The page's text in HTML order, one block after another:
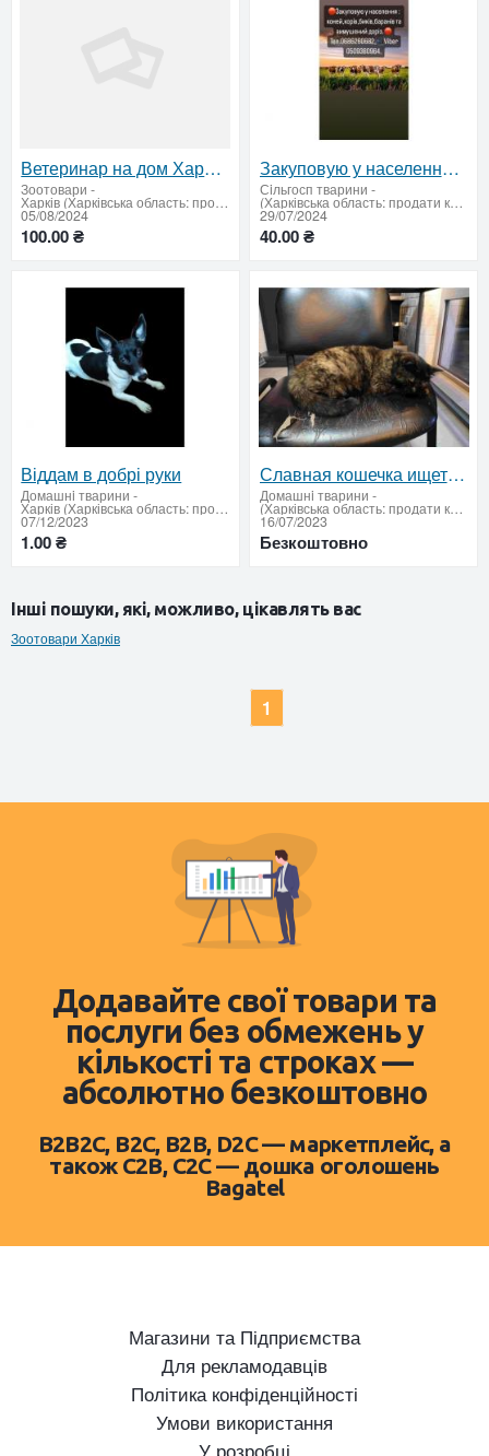
Ветеринар на дом Харьков
Зоотовари -
Харків (Харківська область: продати купити)
05/08/2024
100.00 ₴
Закуповую у населення ВРХ
Сiльгосп тварини -
(Харківська область: продати купити)
29/07/2024
40.00 ₴
Віддам в добрі руки
Домашнi тварини -
Харків (Харківська область: продати купити)
07/12/2023
1.00 ₴
Славная кошечка ищет дом
Домашнi тварини -
(Харківська область: продати купити)
16/07/2023
Безкоштовно
Інші пошуки, які, можливо, цікавлять вас
Зоотовари Харків
1
Додавайте свої товари та
послуги без обмежень у
кількості та строках —
абсолютно безкоштовно
B2B2C, B2C, B2B, D2C — маркетплейс, а
також C2B, C2C — дошка оголошень
Bagatel
Магазини та Підприємства
Для рекламодавців
Політика конфіденційності
Умови використання
У розробці